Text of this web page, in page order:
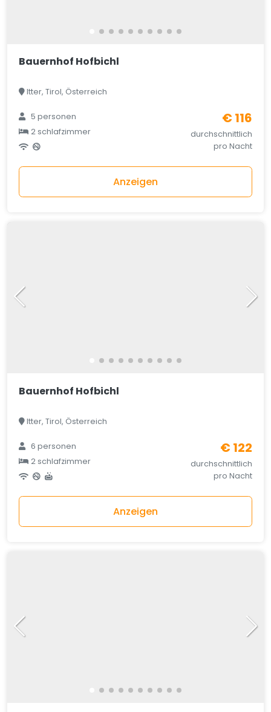
Bauernhof Hofbichl
Itter, Tirol, Österreich
5 personen
2 schlafzimmer
€ 116
durchschnittlich
pro Nacht
Anzeigen
Bauernhof Hofbichl
Itter, Tirol, Österreich
6 personen
2 schlafzimmer
€ 122
durchschnittlich
pro Nacht
Anzeigen